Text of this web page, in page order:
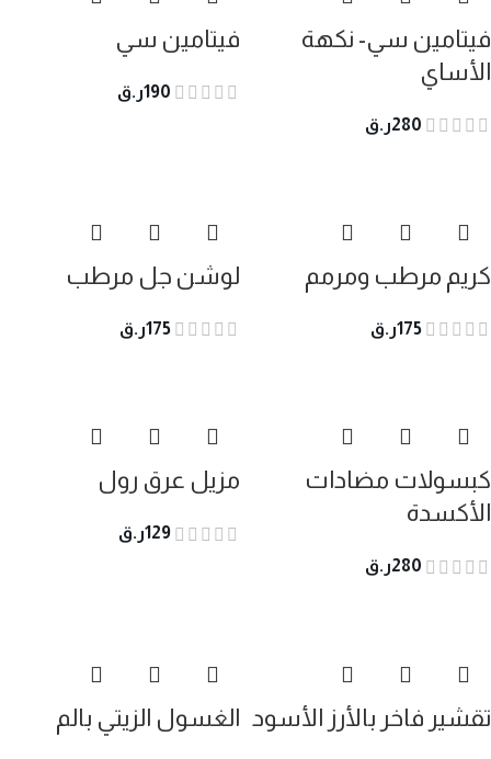
فيتامين سي- نكهة
الأساي
280ر.ق
فيتامين سي
190ر.ق
كريم مرطب ومرمم
175ر.ق
لوشن جل مرطب
175ر.ق
كبسولات مضادات
الأكسدة
280ر.ق
مزيل عرق رول
129ر.ق
تقشير فاخر بالأرز الأسود الغسول الزيتي بالم